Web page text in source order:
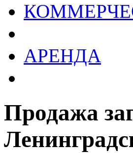
АРЕНДА
Продажа